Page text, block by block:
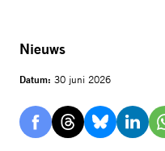
Nieuws
Datum: 30 juni 2026
DelenDelenDelenDelen